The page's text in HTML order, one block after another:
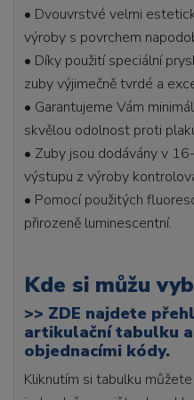
• Dvouvrstvé velmi
výroby s povrchem
• Díky použití speciální
zuby výjimečně tvrdé a
• Garantujeme Vám
skvělou odolnost proti
• Zuby jsou dodávány v
výstupu z výroby
• Pomocí použitých
přirozeně luminescentní.
Kde si můžu
>> ZDE najdete
artikulační tabulku
objednacími kódy.
Kliknutím si tabulku